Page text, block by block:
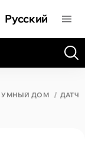
Русский
УМНЫЙ ДОМ